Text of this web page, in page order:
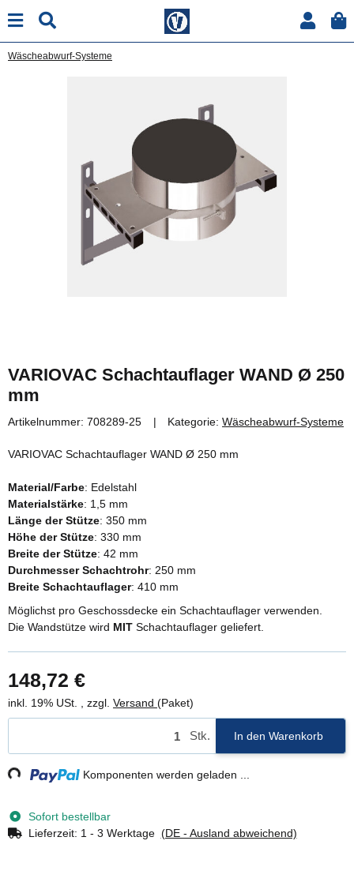
Wäscheabwurf-Systeme
VARIOVAC Schachtauflager WAND Ø 250
mm
Artikelnummer: 708289-25 Kategorie: Wäscheabwurf-Systeme
VARIOVAC Schachtauflager WAND Ø 250 mm
Material/Farbe: Edelstahl
Materialstärke: 1,5 mm
Länge der Stütze: 350 mm
Höhe der Stütze: 330 mm
Breite der Stütze: 42 mm
Durchmesser Schachtrohr: 250 mm
Breite Schachtauflager: 410 mm
Möglichst pro Geschossdecke ein Schachtauflager verwenden.
Die Wandstütze wird MIT Schachtauflager geliefert.
148,72 €
inkl. 19% USt. , zzgl. Versand (Paket)
Stk. In den Warenkorb
Komponenten werden geladen ...
Sofort bestellbar
Lieferzeit: 1 - 3 Werktage (DE - Ausland abweichend)